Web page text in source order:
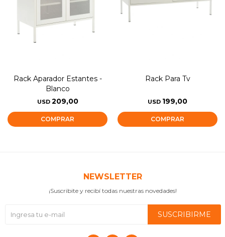
Rack Aparador Estantes -
Blanco
USD 209,00
Rack Para Tv
USD 199,00
NEWSLETTER
¡Suscribite y recibí todas nuestras novedades!
SUSCRIBIRME